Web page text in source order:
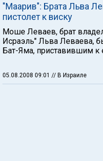
"Маарив": Брата Льва
пистолет к виску
Моше Леваев, брат
Исраэль" Льва Леваева,
Бат-Яма, приставившим к
05.08.2008 09:01 // В Израиле